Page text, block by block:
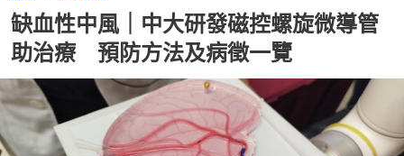
缺血性中風｜中大研發磁控螺旋微導管
助治療 預防方法及病徵一覽